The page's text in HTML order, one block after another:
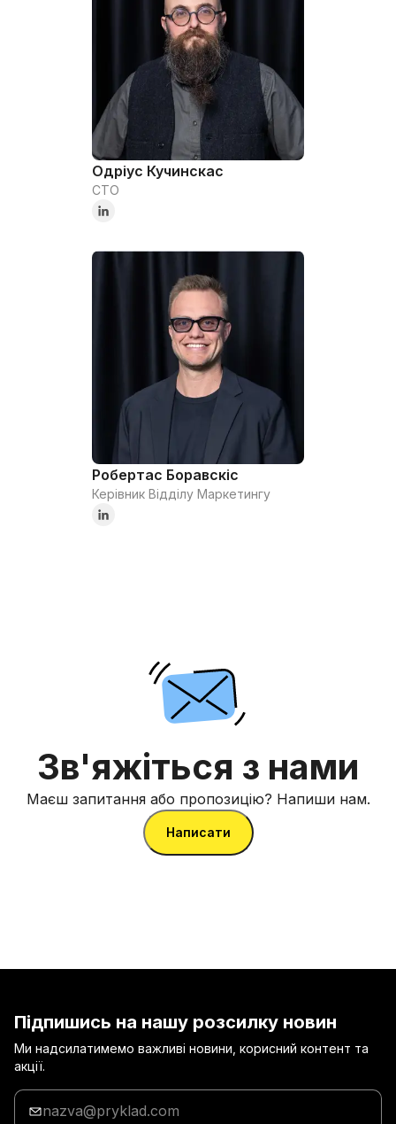
Одріус Кучинскас
CTO
Робертас Боравскіс
Керівник Відділу Маркетингу
Зв'яжіться з нами
Маєш запитання або пропозицію? Напиши нам.
Написати
Підпишись на нашу розсилку новин
Ми надсилатимемо важливі новини, корисний контент та
акції.
Введи
адресу